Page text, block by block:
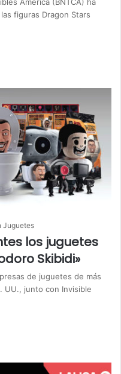
America (BNTCA) ha
figuras Dragon Stars
Juguetes
los juguetes
Skibidi»
de juguetes de más
UU., junto con Invisible